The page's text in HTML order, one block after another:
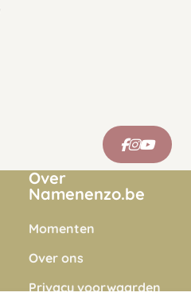
Over
Namenenzo.be
Momenten
Over ons
Privacy voorwaarden